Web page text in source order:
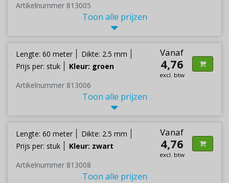
Artikelnummer 813005
Toon alle prijzen
Lengte: 60 meter
Dikte: 2.5 mm
Prijs per: stuk
Kleur: groen
Vanaf
4,76
excl. btw
Artikelnummer 813006
Toon alle prijzen
Lengte: 60 meter
Dikte: 2.5 mm
Prijs per: stuk
Kleur: zwart
Vanaf
4,76
excl. btw
Artikelnummer 813008
Toon alle prijzen